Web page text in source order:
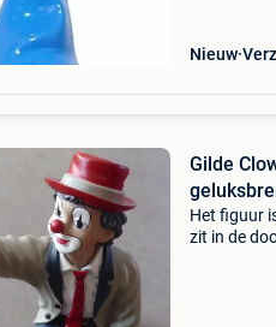
Nieuw
Gilde
Het figuur
zit in de